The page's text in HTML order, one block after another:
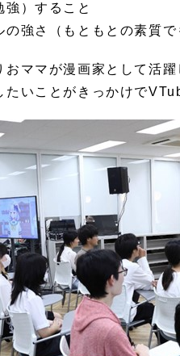
強）すること
の強さ（もともとの素質で
おママが漫画家として活
たいことがきっかけで